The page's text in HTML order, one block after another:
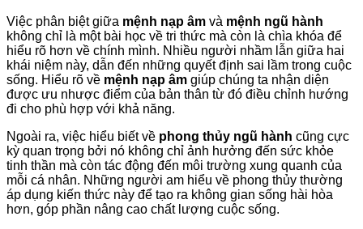
Việc phân biệt giữa mệnh nạp âm và mệnh ngũ hành
không chỉ là một bài học về tri thức mà còn là chìa khóa để
hiểu rõ hơn về chính mình. Nhiều người nhầm lẫn giữa hai
khái niệm này, dẫn đến những quyết định sai lầm trong cuộc
sống. Hiểu rõ về mệnh nạp âm giúp chúng ta nhận diện
được ưu nhược điểm của bản thân từ đó điều chỉnh hướng
đi cho phù hợp với khả năng.
Ngoài ra, việc hiểu biết về phong thủy ngũ hành cũng cực
kỳ quan trọng bởi nó không chỉ ảnh hưởng đến sức khỏe
tinh thần mà còn tác động đến môi trường xung quanh của
mỗi cá nhân. Những người am hiểu về phong thủy thường
áp dụng kiến thức này để tạo ra không gian sống hài hòa
hơn, góp phần nâng cao chất lượng cuộc sống.